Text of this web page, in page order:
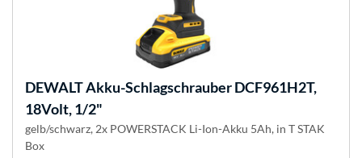
DEWALTAkku-Schlagschrauber DCF961H2T,
18Volt, 1/2"
gelb/schwarz, 2x POWERSTACK Li-Ion-Akku 5Ah, in T STAK
Box